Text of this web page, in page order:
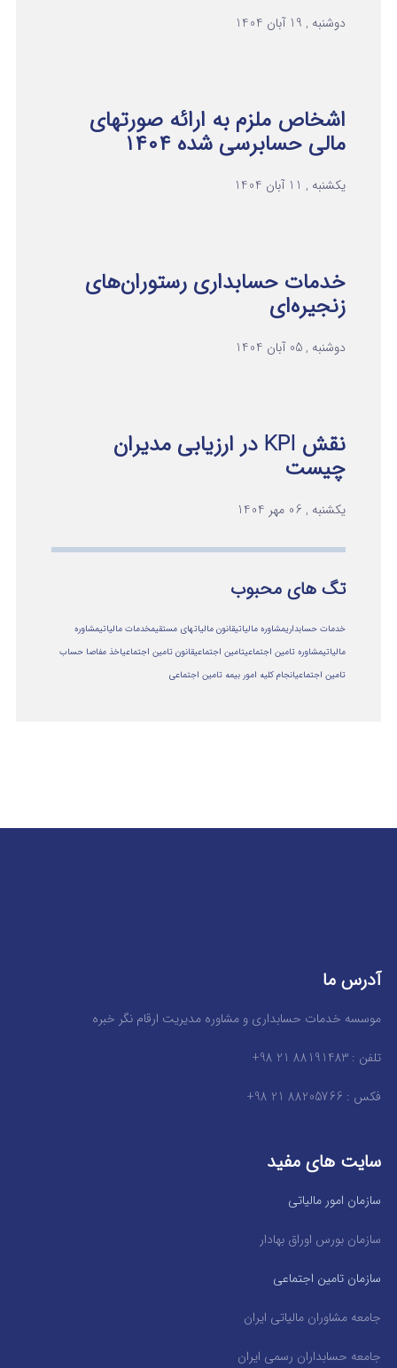
دوشنبه , 19 آبان 1404
اشخاص ملزم به ارائه صورتهای
مالی حسابرسی شده ۱۴۰۴
یکشنبه , 11 آبان 1404
خدمات حسابداری رستوران‌های
زنجیره‌ای
دوشنبه , 05 آبان 1404
نقش KPI در ارزیابی مدیران
چیست
یکشنبه , 06 مهر 1404
تگ های محبوب
خدمات حسابداریمشاوره مالیاتیقانون مالیاتهای مستقیمخدمات مالیاتیمشاوره
مالياتيمشاوره تامین اجتماعیتامین اجتماعیقانون تامین اجتماعیاخذ مفاصا حساب
تامین اجتماعیانجام کلیه امور بیمه تامین اجتماعی
آدرس ما
موسسه خدمات حسابداری و مشاوره مدیریت ارقام نگر خبره
تلفن : 88191483 21 98+
فکس : 88205766 21 98+
سایت های مفید
سازمان امور مالیاتی
سازمان بورس اوراق بهادار
سازمان تامین اجتماعی
جامعه مشاوران مالیاتی ایران
جامعه حسابداران رسمی ایران